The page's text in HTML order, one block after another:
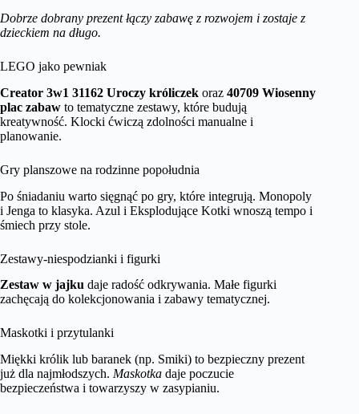
Dobrze dobrany prezent łączy zabawę z rozwojem i zostaje z
dzieckiem na długo.
LEGO jako pewniak
Creator 3w1 31162 Uroczy króliczek oraz 40709 Wiosenny
plac zabaw to tematyczne zestawy, które budują
kreatywność. Klocki ćwiczą zdolności manualne i
planowanie.
Gry planszowe na rodzinne popołudnia
Po śniadaniu warto sięgnąć po gry, które integrują. Monopoly
i Jenga to klasyka. Azul i Eksplodujące Kotki wnoszą tempo i
śmiech przy stole.
Zestawy-niespodzianki i figurki
Zestaw w jajku daje radość odkrywania. Małe figurki
zachęcają do kolekcjonowania i zabawy tematycznej.
Maskotki i przytulanki
Miękki królik lub baranek (np. Smiki) to bezpieczny prezent
już dla najmłodszych. Maskotka daje poczucie
bezpieczeństwa i towarzyszy w zasypianiu.